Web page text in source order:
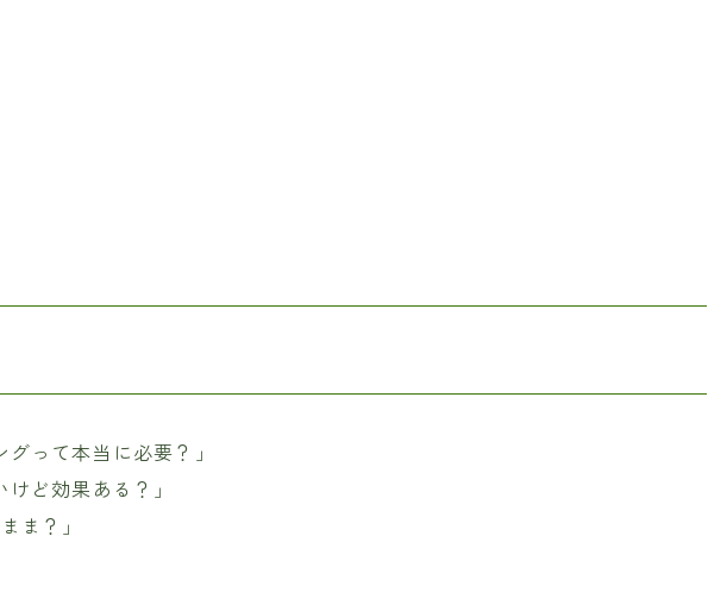
って本当に必要？」
ど効果ある？」
ま？」